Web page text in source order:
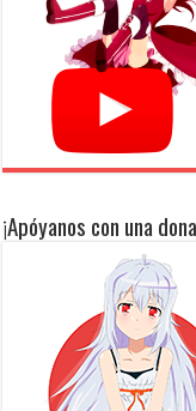
¡Apóyanos con una